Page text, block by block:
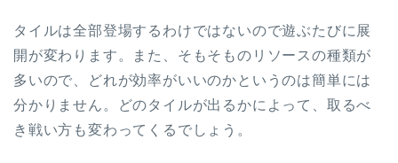
タイルは全部登場するわけではないので遊ぶたびに展
開が変わります。また、そもそものリソースの種類が
多いので、どれが効率がいいのかというのは簡単には
分かりません。どのタイルが出るかによって、取るべ
き戦い方も変わってくるでしょう。